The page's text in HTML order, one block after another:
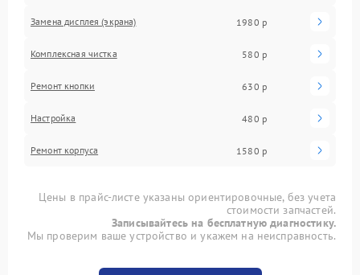
Замена дисплея (экрана) 1980 р
Комплексная чистка 580 р
Ремонт кнопки 630 р
Настройка 480 р
Ремонт корпуса 1580 р
Цены в прайс-листе указаны ориентировочные, без учета
стоимости запчастей.
Записывайтесь на бесплатную диагностику.
Мы проверим ваше устройство и укажем на неисправность.